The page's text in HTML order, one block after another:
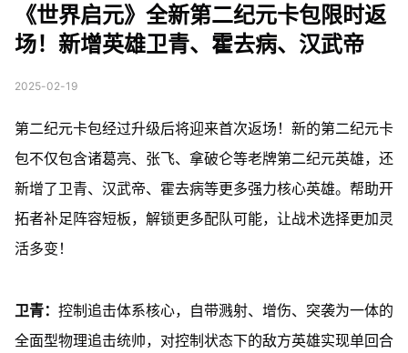
汉武帝
《世界启元》全新第二纪元卡包限时返
场！新增英雄卫青、霍去病、汉武帝
2025-02-19
第二纪元卡包经过升级后将迎来首次返场！新的第二纪元卡
包不仅包含诸葛亮、张飞、拿破仑等老牌第二纪元英雄，还
新增了卫青、汉武帝、霍去病等更多强力核心英雄。帮助开
拓者补足阵容短板，解锁更多配队可能，让战术选择更加灵
活多变！
卫青： 控制追击体系核心，自带溅射、增伤、突袭为一体的
全面型物理追击统帅，对控制状态下的敌方英雄实现单回合